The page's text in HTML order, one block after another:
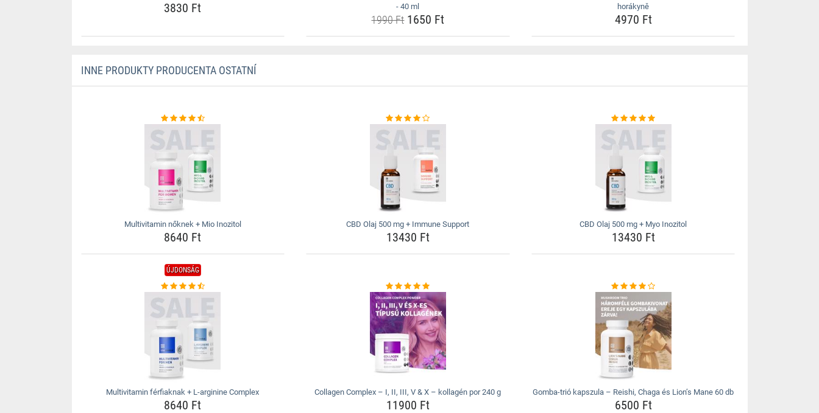
3830 Ft
- 40 ml
1990 Ft1650 Ft
horákyně
4970 Ft
INNE PRODUKTY PRODUCENTA OSTATNÍ
Multivitamin nőknek + Mio Inozitol
8640 Ft
CBD Olaj 500 mg + Immune Support
13430 Ft
CBD Olaj 500 mg + Myo Inozitol
13430 Ft
ÚJDONSÁG
Multivitamin férfiaknak + L-arginine Complex
8640 Ft
Collagen Complex – I, II, III, V & X – kollagén por 240 g
11900 Ft
Gomba-trió kapszula – Reishi, Chaga és Lion’s Mane 60 db
6500 Ft